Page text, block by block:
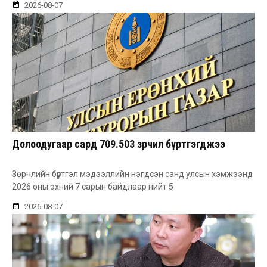
2026-08-07
Долоодугаар сард 709.503 зөрчил бүртгэгджээ
Зөрчлийн бүртгэл мэдээллийн нэгдсэн санд улсын хэмжээнд
2026 оны эхний 7 сарын байдлаар нийт 5
2026-08-07